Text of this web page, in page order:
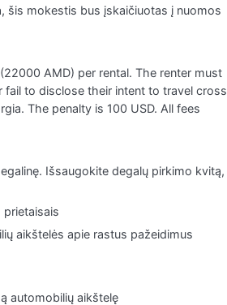
šis mokestis bus įskaičiuotas į nuomos
AMD) per rental. The renter must
to disclose their intent to travel cross
The penalty is 100 USD. All fees
Išsaugokite degalų pirkimo kvitą,
aikštelės apie rastus pažeidimus
automobilių aikštelę